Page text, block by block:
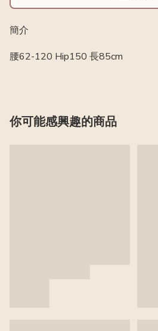
簡介
腰62-120 Hip150 長85cm
你可能感興趣的商品